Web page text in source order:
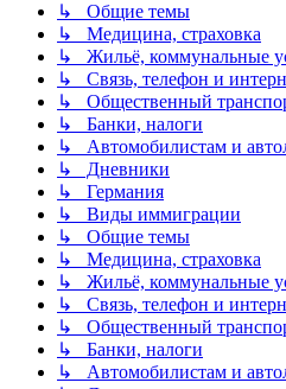
↳ Общие темы
↳ Медицина, страховка
↳ Жильё, коммунальные
↳ Связь, телефон и
↳ Общественный
↳ Банки, налоги
↳ Автомобилистам и
↳ Дневники
↳ Германия
↳ Виды иммиграции
↳ Общие темы
↳ Медицина, страховка
↳ Жильё, коммунальные
↳ Связь, телефон и
↳ Общественный
↳ Банки, налоги
↳ Автомобилистам и